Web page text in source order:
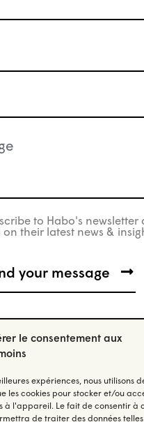
le consentement aux
expériences, nous utilisons
les cookies pour stocker et/ou
à l'appareil. Le fait de consentir à
de traiter des données
to Habo's newsletter
their latest news &
Stay updated.